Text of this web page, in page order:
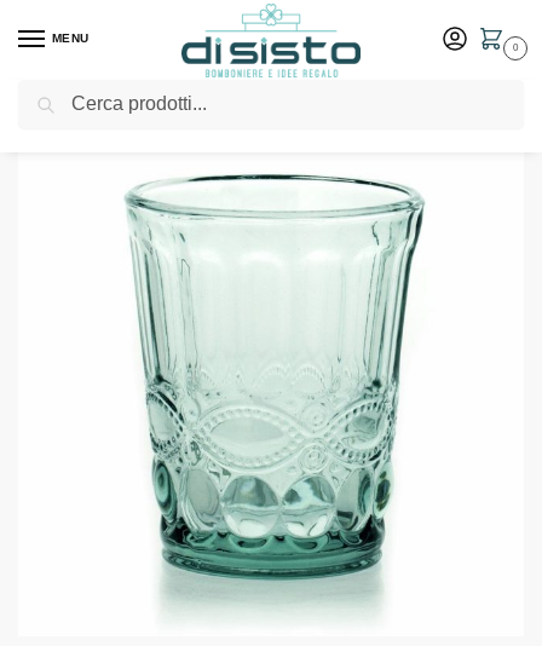
MENU
0
Home Shop Tavola Bicchieri